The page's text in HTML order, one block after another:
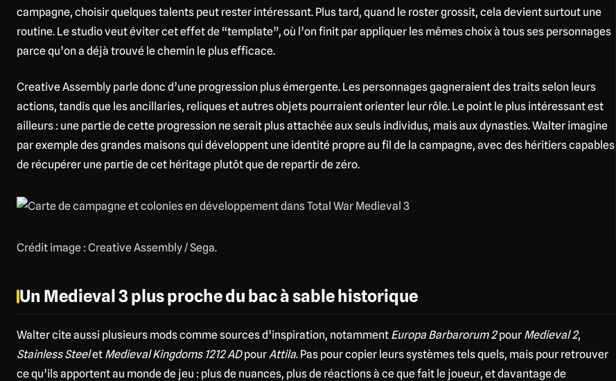
campagne, choisir quelques talents peut rester intéressant. Plus tard, quand le roster grossit, cela devient surtout une
routine. Le studio veut éviter cet effet de “template”, où l’on finit par appliquer les mêmes choix à tous ses personnages
parce qu’on a déjà trouvé le chemin le plus efficace.
Creative Assembly parle donc d’une progression plus émergente. Les personnages gagneraient des traits selon leurs
actions, tandis que les ancillaries, reliques et autres objets pourraient orienter leur rôle. Le point le plus intéressant est
ailleurs : une partie de cette progression ne serait plus attachée aux seuls individus, mais aux dynasties. Walter imagine
par exemple des grandes maisons qui développent une identité propre au fil de la campagne, avec des héritiers capables
de récupérer une partie de cet héritage plutôt que de repartir de zéro.
Crédit image : Creative Assembly / Sega.
Un Medieval 3 plus proche du bac à sable historique
Walter cite aussi plusieurs mods comme sources d’inspiration, notamment Europa Barbarorum 2pour Medieval 2,
Stainless Steelet Medieval Kingdoms 1212 ADpourAttila. Pas pour copier leurs systèmes tels quels, mais pour retrouver
ce qu’ils apportent au monde de jeu : plus de nuances, plus de réactions à ce que fait le joueur, et davantage de